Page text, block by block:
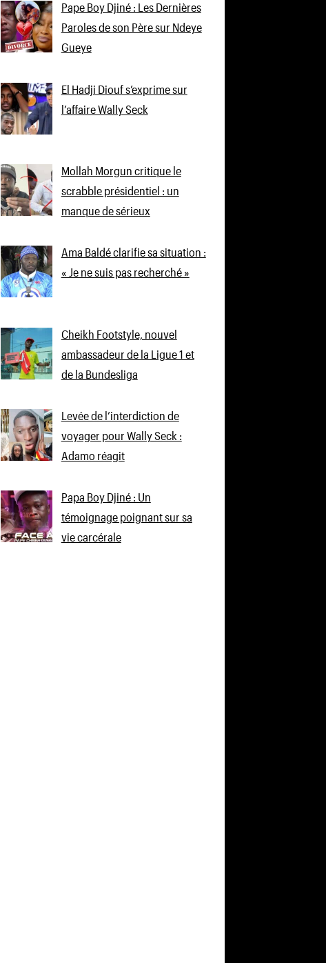
Pape Boy Djiné : Les Dernières
Paroles de son Père sur Ndeye
Gueye
El Hadji Diouf s’exprime sur
l’affaire Wally Seck
Mollah Morgun critique le
scrabble présidentiel : un
manque de sérieux
Ama Baldé clarifie sa situation :
« Je ne suis pas recherché »
Cheikh Footstyle, nouvel
ambassadeur de la Ligue 1 et
de la Bundesliga
Levée de l’interdiction de
voyager pour Wally Seck :
Adamo réagit
Papa Boy Djiné : Un
témoignage poignant sur sa
vie carcérale